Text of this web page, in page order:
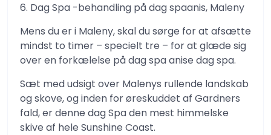
6. Dag Spa -behandling på dag spaanis, Maleny
Mens du er i Maleny, skal du sørge for at afsætte
mindst to timer – specielt tre – for at glæde sig
over en forkælelse på dag spa anise dag spa.
Sæt med udsigt over Malenys rullende landskab
og skove, og inden for øreskuddet af Gardners
fald, er denne dag Spa den mest himmelske
skive af hele Sunshine Coast.